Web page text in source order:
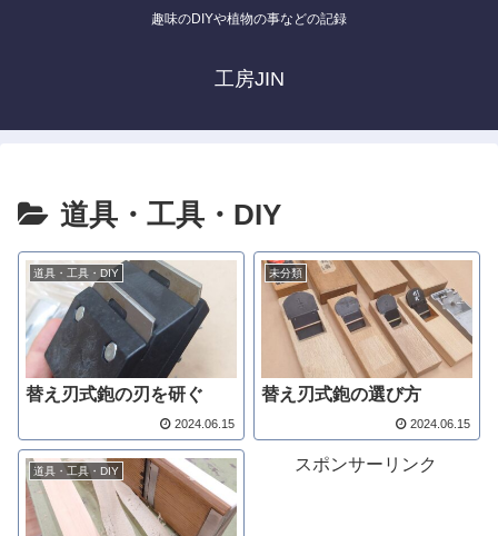
趣味のDIYや植物の事などの記録
工房JIN
道具・工具・DIY
道具・工具・DIY
替え刃式鉋の刃を研ぐ
2024.06.15
未分類
替え刃式鉋の選び方
2024.06.15
道具・工具・DIY スポンサーリンク